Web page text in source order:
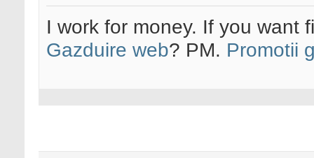
I work for money. If you want
Gazduire web? PM. Promotii